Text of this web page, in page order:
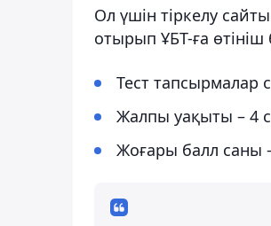
Ол үшін тіркелу
отырып ҰБТ-ға өтініш
Тест тапсырмалар
Жалпы уақыты – 4
Жоғары балл саны